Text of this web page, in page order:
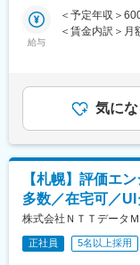
客様のお困りご
ートを行う「IT
変更の範囲：
て、全社のIT
ンです。
策定・運用
・開発・運用プ
・品質向上に
・品質レビュー
・品質向上に向
・シャープはモ
給与
＜予定年収＞
＜賃金内訳＞
賃金はあくま
性があります
気に
【札幌】評価エ
多数／在宅可／
株式会社ＮＴＴデータＭ
正社員 5名以上採用